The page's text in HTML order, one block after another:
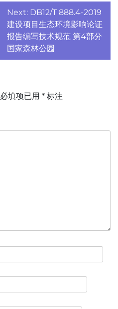
Next: DB12/T 888.4-2019
建设项目生态环境影响论证
报告编写技术规范 第4部分
国家森林公园
必填项已用 * 标注